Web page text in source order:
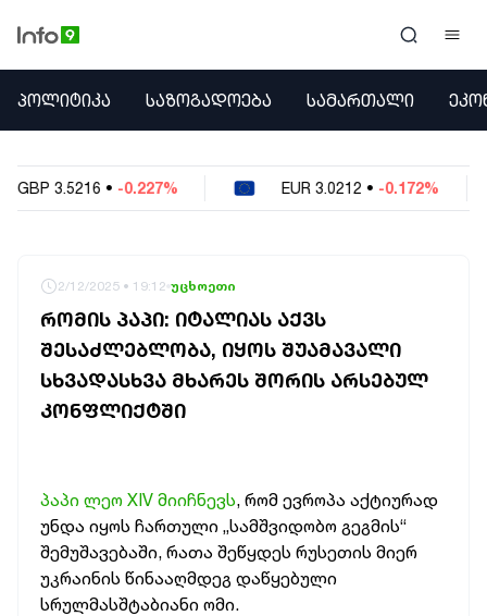
ᲞᲝᲚᲘᲢᲘᲙᲐ
ᲔᲙᲝᲜᲝᲛᲘᲙᲐ
ᲣᲪᲮᲝᲔᲗᲘ
ᲐᲛᲘᲜᲓᲘ
ᲡᲐᲛᲮᲔᲓᲠᲝ
ᲠᲔᲒᲘᲝᲜᲘ
ᲞᲝᲚᲘᲢᲘᲙᲐ ᲡᲐᲖᲝᲒᲐᲓᲝᲔᲑᲐ ᲡᲐᲛᲐᲠᲗᲐᲚᲘ
EUR 3.0212 -0.172% USD
2/12/2025 • 19:12 უცხოეთი
ᲠᲝᲛᲘᲡ ᲞᲐᲞᲘ: ᲘᲢᲐᲚᲘᲐᲡ ᲐᲥᲕᲡ
ᲨᲔᲡᲐᲫᲚᲔᲑᲚᲝᲑᲐ, ᲘᲧᲝᲡ ᲨᲣᲐᲛᲐᲕᲐᲚᲘ
ᲡᲮᲕᲐᲓᲐᲡᲮᲕᲐ ᲛᲮᲐᲠᲔᲡ ᲨᲝᲠᲘᲡ ᲐᲠᲡᲔᲑᲣᲚ
ᲙᲝᲜᲤᲚᲘᲥᲢᲨᲘ
პაპი ლეო XIV მიიჩნევს, რომ ევროპა აქტიურად
უნდა იყოს ჩართული „სამშვიდობო გეგმის“
შემუშავებაში, რათა შეწყდეს რუსეთის მიერ
უკრაინის წინააღმდეგ დაწყებული
სრულმასშტაბიანი ომი.